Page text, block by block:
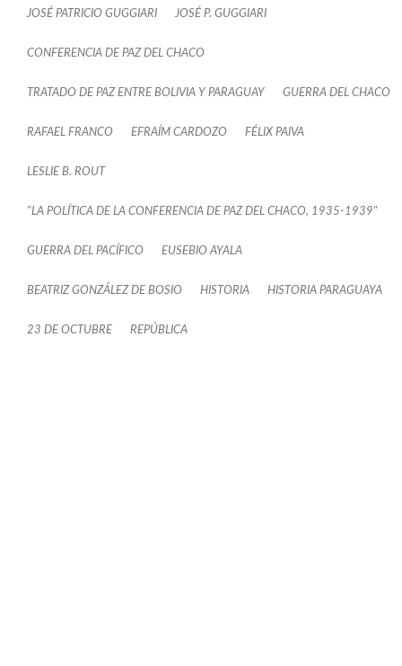
JOSÉ PATRICIO GUGGIARI JOSÉ P. GUGGIARI
CONFERENCIA DE PAZ DEL CHACO
TRATADO DE PAZ ENTRE BOLIVIA Y PARAGUAY GUERRA DEL CHACO
RAFAEL FRANCO EFRAÍM CARDOZO FÉLIX PAIVA
LESLIE B. ROUT
"LA POLÍTICA DE LA CONFERENCIA DE PAZ DEL CHACO, 1935-1939"
GUERRA DEL PACÍFICO EUSEBIO AYALA
BEATRIZ GONZÁLEZ DE BOSIO HISTORIA HISTORIA PARAGUAYA
23 DE OCTUBRE REPÚBLICA